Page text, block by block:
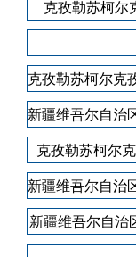
克孜勒苏柯尔
克孜勒苏柯尔
新疆维吾尔自治